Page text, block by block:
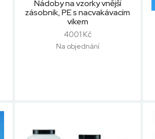
Nádoby na vzorky vnější
zásobník, PE s nacvakávacím
víkem
4001 Kč
Na objednání